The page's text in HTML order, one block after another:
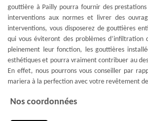
gouttière à Pailly pourra fournir des
interventions aux normes et livrer des
interventions, vous disposerez de gouttières
qui vous éviteront des problèmes d’infiltration
pleinement leur fonction, les gouttières
esthétiques et pourra vraiment contribuer au
En effet, nous pourrons vous conseiller par
mariera à la perfection avec votre revêtement
Nos coordonnées